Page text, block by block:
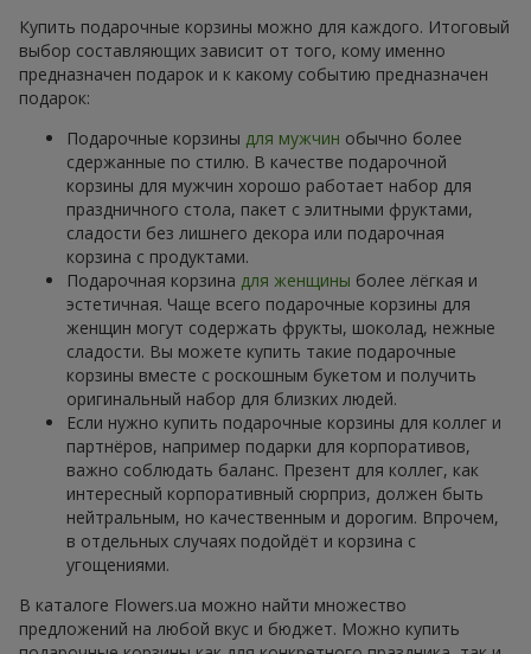
Купить подарочные корзины можно для каждого. Итоговый
выбор составляющих зависит от того, кому именно
предназначен подарок и к какому событию предназначен
подарок:
Подарочные корзины для мужчин обычно более
сдержанные по стилю. В качестве подарочной
корзины для мужчин хорошо работает набор для
праздничного стола, пакет с элитными фруктами,
сладости без лишнего декора или подарочная
корзина с продуктами.
Подарочная корзина для женщины более лёгкая и
эстетичная. Чаще всего подарочные корзины для
женщин могут содержать фрукты, шоколад, нежные
сладости. Вы можете купить такие подарочные
корзины вместе с роскошным букетом и получить
оригинальный набор для близких людей.
Если нужно купить подарочные корзины для коллег и
партнёров, например подарки для корпоративов,
важно соблюдать баланс. Презент для коллег, как
интересный корпоративный сюрприз, должен быть
нейтральным, но качественным и дорогим. Впрочем,
в отдельных случаях подойдёт и корзина с
угощениями.
В каталоге Flowers.ua можно найти множество
предложений на любой вкус и бюджет. Можно купить